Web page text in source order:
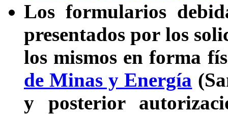
Los formularios
presentados por los
los mismos en forma
de Minas y Energía
y posterior